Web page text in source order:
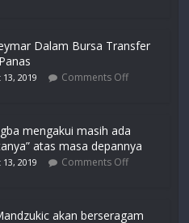
Dalam Bursa Transfer
2019 Comments Off
mengakui masih ada
atas masa depannya
2019 Comments Off
akan berseragam